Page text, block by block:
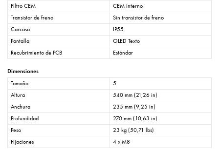
Filtro CEM
CEM interno
Transistor de freno
Sin transistor de freno
Carcasa
IP55
Pantalla
OLED Texto
Recubrimiento de PCB
Estándar
Dimensiones
Tamaño
5
Altura
540 mm (21,26 in)
Anchura
235 mm (9,25 in)
Profundidad
270 mm (10,63 in)
Peso
23 kg (50,71 lbs)
Fijaciones
4 x M8